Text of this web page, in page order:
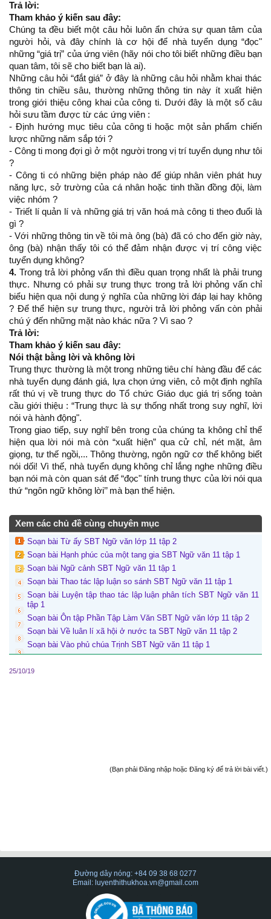
Trả lời:
Tham khảo ý kiến sau đây:
Chúng ta đều biết một câu hỏi luôn ẩn chứa sự quan tâm của
người hỏi, và đây chính là cơ hội để nhà tuyển dụng “đọc"
những “giá trị” của ứng viên (hãy nói cho tôi biết những điều bạn
quan tâm, tôi sẽ cho biết bạn là ai).
Những câu hỏi “đắt giá” ở đây là những câu hỏi nhằm khai thác
thông tin chiều sâu, thường những thông tin này ít xuất hiện
trong giới thiệu công khai của công ti. Dưới đây là một số câu
hỏi sưu tầm được từ các ứng viên :
- Định hướng mục tiêu của công ti hoặc một sản phẩm chiến
lược những năm sắp tới ?
- Công ti mong đợi gì ở một người trong vị trí tuyển dụng như tôi
?
- Công ti có những biện pháp nào đế giúp nhân viên phát huy
năng lực, sở trường của cá nhân hoặc tinh thần đồng đội, làm
việc nhóm ?
- Triết lí quản lí và những giá trị văn hoá mà công ti theo đuổi là
gì ?
- Với những thông tin về tôi mà ông (bà) đã có cho đến giờ này,
ông (bà) nhận thấy tôi có thể đảm nhận được vị trí công việc
tuyển dụng không?
4. Trong trả lời phỏng vấn thì điều quan trọng nhất là phải trung
thực. Nhưng có phải sự trung thực trong trả lời phỏng vấn chỉ
biểu hiện qua nội dung ý nghĩa của những lời đáp lại hay không
? Để thể hiện sự trung thực, người trả lời phỏng vấn còn phải
chú ý đến những mặt nào khác nữa ? Vì sao ?
Trả lời:
Tham khảo ý kiến sau đây:
Nói thật bằng lời và không lời
Trung thực thường là một trong những tiêu chí hàng đầu để các
nhà tuyển dụng đánh giá, lựa chọn ứng viên, cỏ một định nghĩa
rất thú vị về trung thực do Tổ chức Giáo dục giá trị sống toàn
cầu giới thiệu : “Trung thực là sự thống nhất trong suy nghĩ, lời
nói và hành động".
Trong giao tiếp, suy nghĩ bên trong của chúng ta không chỉ thể
hiện qua lời nói mà còn “xuất hiện” qua cử chỉ, nét mặt, âm
giọng, tư thế ngồi,... Thông thường, ngôn ngữ cơ thể không biết
nói dối! Vì thế, nhà tuyển dụng không chỉ lắng nghe những điều
bạn nói mà còn quan sát để “đọc" tính trung thực của lời nói qua
thứ “ngôn ngữ không lời’’ mà bạn thể hiện.
Xem các chủ đề cùng chuyên mục
Soạn bài Từ ấy SBT Ngữ văn lớp 11 tập 2
Soạn bài Hạnh phúc của một tang gia SBT Ngữ văn 11 tập 1
Soạn bài Ngữ cảnh SBT Ngữ văn 11 tập 1
Soạn bài Thao tác lập luận so sánh SBT Ngữ văn 11 tập 1
Soạn bài Luyện tập thao tác lập luận phân tích SBT Ngữ văn 11
tập 1
Soạn bài Ôn tập Phần Tập Làm Văn SBT Ngữ văn lớp 11 tập 2
Soạn bài Về luân lí xã hội ở nước ta SBT Ngữ văn 11 tập 2
Soạn bài Vào phủ chúa Trịnh SBT Ngữ văn 11 tập 1
25/10/19
(Bạn phải Đăng nhập hoặc Đăng ký để trả lời bài viết.)
Đường dây nóng: +84 09 38 68 0277
Email: luyenthithukhoa.vn@gmail.com